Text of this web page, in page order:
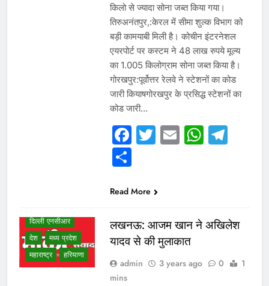
किलो से ज्यादा सोना जब्त किया गया।
तिरुअनंतपुर,:केरल में सीमा शुल्क विभाग को
बड़ी कामयाबी मिली है। कोचीन इंटरनेशल
एयरपोर्ट पर कस्टम ने 48 लाख रुपये मूल्य
का 1.005 किलोग्राम सोना जब्त किया है।
गोरखपुर:पूर्वोत्तर रेलवे ने स्टेशनों का कोड
जारी कियाषगोरखपुर के प्रसिद्ध स्टेशनों का
कोड जारी…
Facebook
Twitter
Email
Share
Read More
दिल्ली एनसीआर
देश
मध्य प्रदेश
महाराष्ट्र
हरियाणा
लखनऊ: आजम खान ने अखिलेश
यादव से की मुलाकात
admin 3 years ago 0
1
mins